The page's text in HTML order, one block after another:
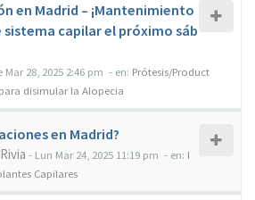
en Madrid – ¡Mantenimiento
capilar el próximo sáb
Mar 28, 2025 2:46 pm - en: Prótesis/Product
disimular la Alopecia
en Madrid?
- Lun Mar 24, 2025 11:19 pm - en: I
Capilares